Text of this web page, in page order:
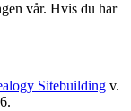
vår. Hvis du har
Sitebuilding v.